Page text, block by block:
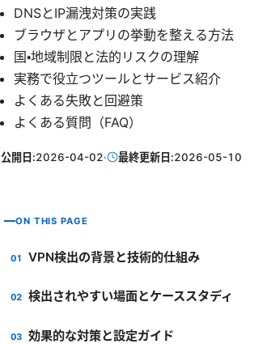
DNSとIP漏洩対策の実践
ブラウザとアプリの挙動を整える方法
国・地域制限と法的リスクの理解
実務で役立つツールとサービス紹介
よくある失敗と回避策
よくある質問（FAQ）
公開日:2026-04-02· 最終更新日:2026-05-10
ON THIS PAGE
VPN検出の背景と技術的仕組み
検出されやすい場面とケーススタディ
効果的な対策と設定ガイド